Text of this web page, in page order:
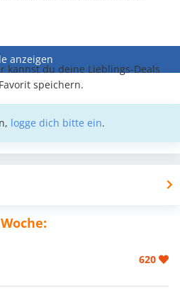
anzeigen
kannst du deine Lieblings-Deals
speichern.
logge dich bitte ein.
620